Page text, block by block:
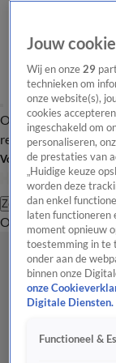
Overzicht Laatste
redactie
Volg Hart van
Zoeken
OverzichtRegio
Jouw
Wij en onze29
technieken om
onze website(s),
cookies
ingeschakeld om
personaliseren,
de prestaties van
„Huidige keuze
worden deze
dan enkel
laten functioneren
moment opnieuw
toestemming in te
onder aan de
binnen onze
onze
Digitale Diensten.
Functioneel &